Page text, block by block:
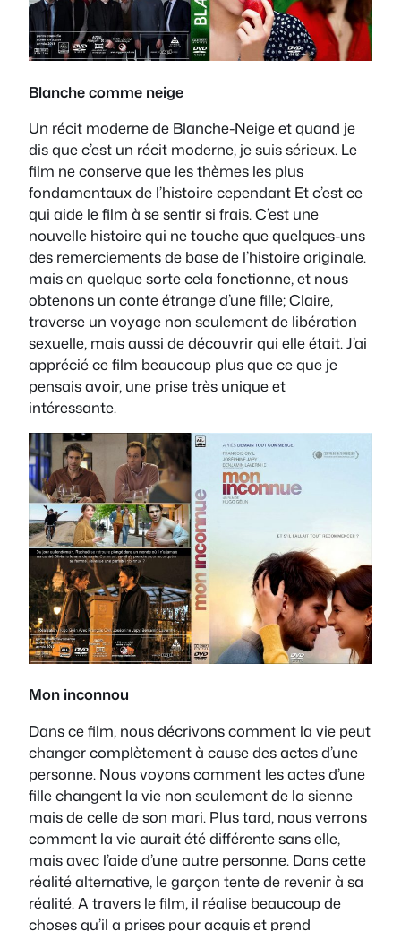
Blanche comme neige
Un récit moderne de Blanche-Neige et quand je
dis que c’est un récit moderne, je suis sérieux. Le
film ne conserve que les thèmes les plus
fondamentaux de l’histoire cependant Et c’est ce
qui aide le film à se sentir si frais. C’est une
nouvelle histoire qui ne touche que quelques-uns
des remerciements de base de l’histoire originale.
mais en quelque sorte cela fonctionne, et nous
obtenons un conte étrange d’une fille; Claire,
traverse un voyage non seulement de libération
sexuelle, mais aussi de découvrir qui elle était. J’ai
apprécié ce film beaucoup plus que ce que je
pensais avoir, une prise très unique et
intéressante.
Mon inconnou
Dans ce film, nous décrivons comment la vie peut
changer complètement à cause des actes d’une
personne. Nous voyons comment les actes d’une
fille changent la vie non seulement de la sienne
mais de celle de son mari. Plus tard, nous verrons
comment la vie aurait été différente sans elle,
mais avec l’aide d’une autre personne. Dans cette
réalité alternative, le garçon tente de revenir à sa
réalité. A travers le film, il réalise beaucoup de
choses qu’il a prises pour acquis et prend